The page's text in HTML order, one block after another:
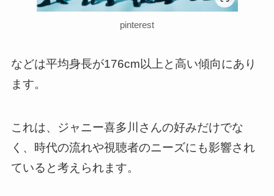
pinterest
などは平均身長が176cm以上と高い傾向にあり
ます。
これは、ジャニー喜多川さんの好みだけでな
く、時代の流れや視聴者のニーズにも影響され
ていると考えられます。